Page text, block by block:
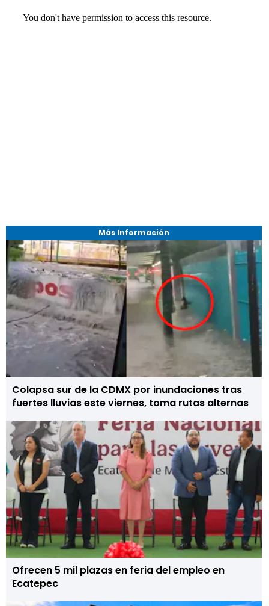
Más Información
Colapsa sur de la CDMX por inundaciones tras
fuertes lluvias este viernes, toma rutas alternas
Ofrecen 5 mil plazas en feria del empleo en
Ecatepec